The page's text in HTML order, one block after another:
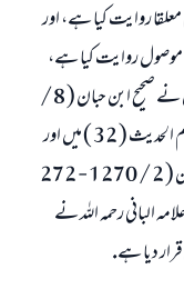
اسے صحيح بخارى ( 10 / 51 ) ميں معلقا روايت كيا ہے، اور
( 3 / 272 ) ميں اسے موصول روايت كيا ہے،
اور طبرانى ميں معجم الكبير ( 3 / 319 ) اور ابن حبان نے صحيح ابن حبان ( 8 /
265 ) ميں روايت كيا ہے، اور ابن صلاح نے علوم الحديث ( 32 ) ميں اور
ابن قيم نے اغاثۃ اللھفان ( 255 ) اور تہذيب السنن ( 2 / 1270 - 272
نے فتح البارى ( 10 / 51 ) اور علامہ البانى رحمہ اللہ نے